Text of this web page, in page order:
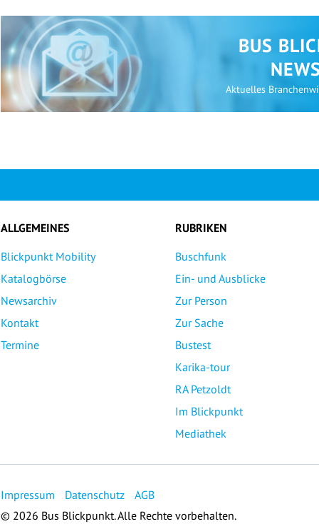
BUS
Aktuelles
ALLGEMEINES
Blickpunkt Mobility
Katalogbörse
Newsarchiv
Kontakt
Termine
RUBRIKEN
Buschfunk
Ein- und Ausblicke
Zur Person
Zur Sache
Bustest
Karika-tour
RA Petzoldt
Im Blickpunkt
Mediathek
Impressum Datenschutz
AGB
© 2026 Bus Blickpunkt. Alle Rechte vorbehalten.